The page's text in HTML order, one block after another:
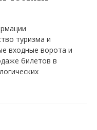
туризма и
входные ворота и
билетов в